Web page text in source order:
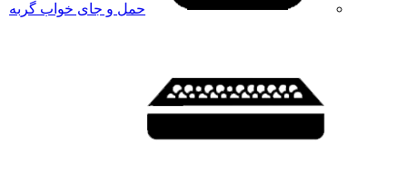
حمل و جای خواب گربه